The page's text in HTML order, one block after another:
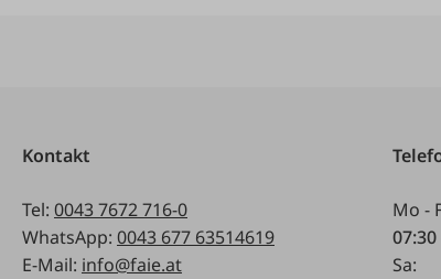
Kontakt
Tel: 0043 7672 716-0
WhatsApp: 0043 677 63514619
E-Mail: info@faie.at
Mo -
Sa: